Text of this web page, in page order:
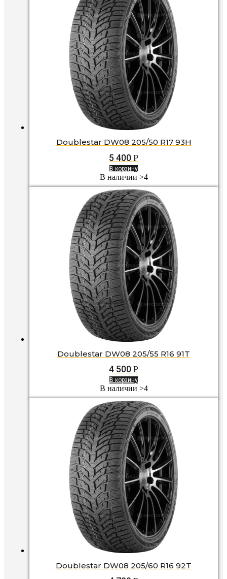
Doublestar DW08 205/50 R17 93H
5 400 Р
В корзину
В наличии >4
Doublestar DW08 205/55 R16 91T
4 500 Р
В корзину
В наличии >4
Doublestar DW08 205/60 R16 92T